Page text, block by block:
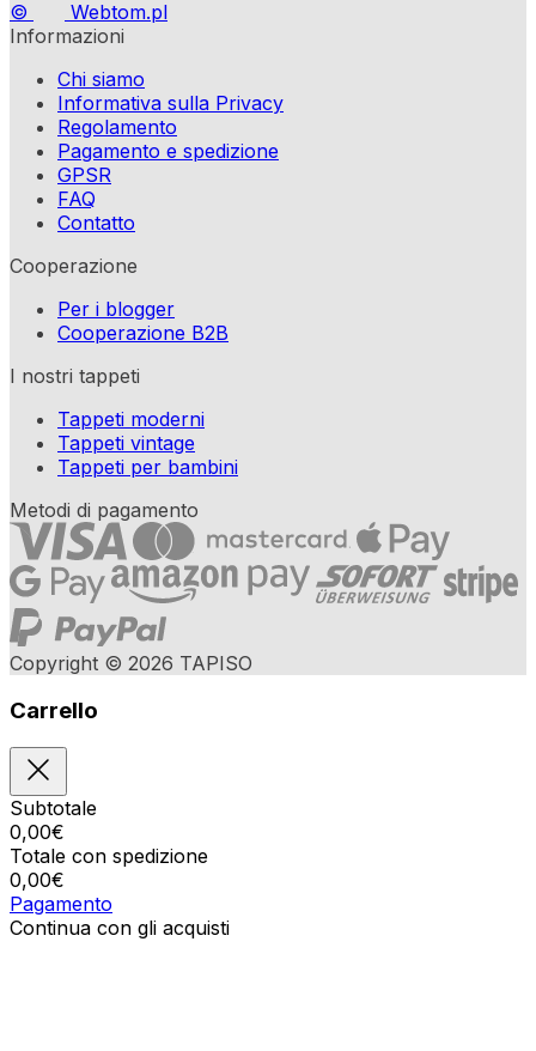
©
Webtom.pl
Informazioni
Chi siamo
Informativa sulla Privacy
Regolamento
Pagamento e spedizione
GPSR
FAQ
Contatto
Cooperazione
Per i blogger
Cooperazione B2B
I nostri tappeti
Tappeti moderni
Tappeti vintage
Tappeti per bambini
Metodi di pagamento
Copyright © 2026 TAPISO
Carrello
Subtotale
0,00€
Totale con spedizione
0,00€
Pagamento
Continua con gli acquisti